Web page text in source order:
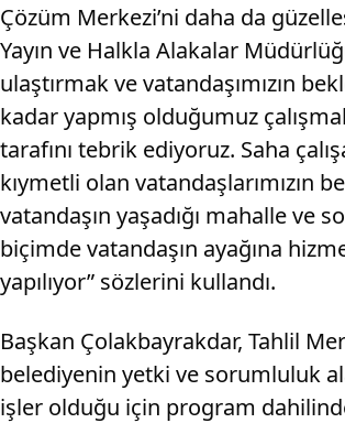
Çözüm Merkezi’ni daha da
Yayın ve Halkla Alakalar
ulaştırmak ve vatandaşımızın
kadar yapmış olduğumuz
tarafını tebrik ediyoruz. Saha
kıymetli olan vatandaşlarımızın
vatandaşın yaşadığı mahalle ve
biçimde vatandaşın ayağına
yapılıyor” sözlerini kullandı.
Başkan Çolakbayrakdar, Tahlil
belediyenin yetki ve sorumluluk
işler olduğu için program